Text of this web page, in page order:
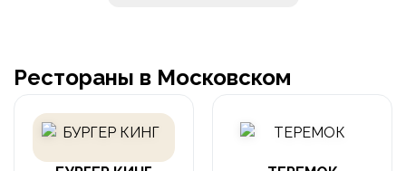
Рестораны в Московском